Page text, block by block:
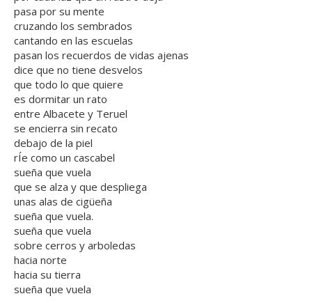
pasa por su mente
cruzando los sembrados
cantando en las escuelas
pasan los recuerdos de vidas ajenas
dice que no tiene desvelos
que todo lo que quiere
es dormitar un rato
entre Albacete y Teruel
se encierra sin recato
debajo de la piel
rÍe como un cascabel
sueña que vuela
que se alza y que despliega
unas alas de cigüeña
sueña que vuela.
sueña que vuela
sobre cerros y arboledas
hacia norte
hacia su tierra
sueña que vuela